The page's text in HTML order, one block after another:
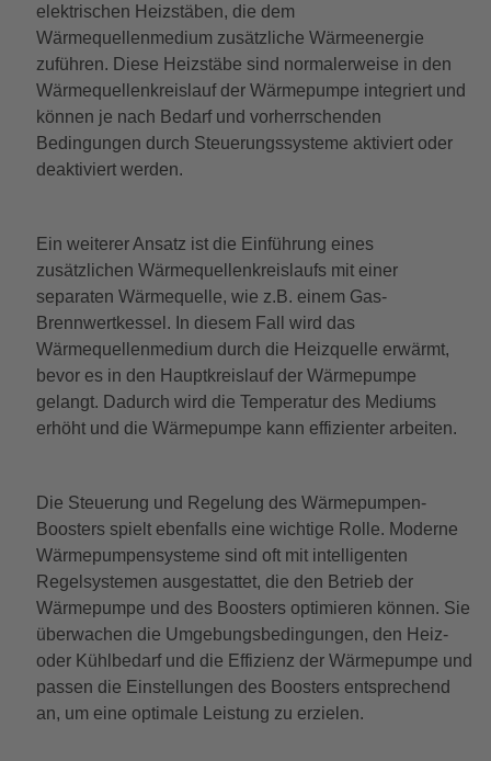
elektrischen Heizstäben, die dem
Wärmequellenmedium zusätzliche Wärmeenergie
zuführen. Diese Heizstäbe sind normalerweise in den
Wärmequellenkreislauf der Wärmepumpe integriert und
können je nach Bedarf und vorherrschenden
Bedingungen durch Steuerungssysteme aktiviert oder
deaktiviert werden.
Ein weiterer Ansatz ist die Einführung eines
zusätzlichen Wärmequellenkreislaufs mit einer
separaten Wärmequelle, wie z.B. einem Gas-
Brennwertkessel. In diesem Fall wird das
Wärmequellenmedium durch die Heizquelle erwärmt,
bevor es in den Hauptkreislauf der Wärmepumpe
gelangt. Dadurch wird die Temperatur des Mediums
erhöht und die Wärmepumpe kann effizienter arbeiten.
Die Steuerung und Regelung des Wärmepumpen-
Boosters spielt ebenfalls eine wichtige Rolle. Moderne
Wärmepumpensysteme sind oft mit intelligenten
Regelsystemen ausgestattet, die den Betrieb der
Wärmepumpe und des Boosters optimieren können. Sie
überwachen die Umgebungsbedingungen, den Heiz-
oder Kühlbedarf und die Effizienz der Wärmepumpe und
passen die Einstellungen des Boosters entsprechend
an, um eine optimale Leistung zu erzielen.